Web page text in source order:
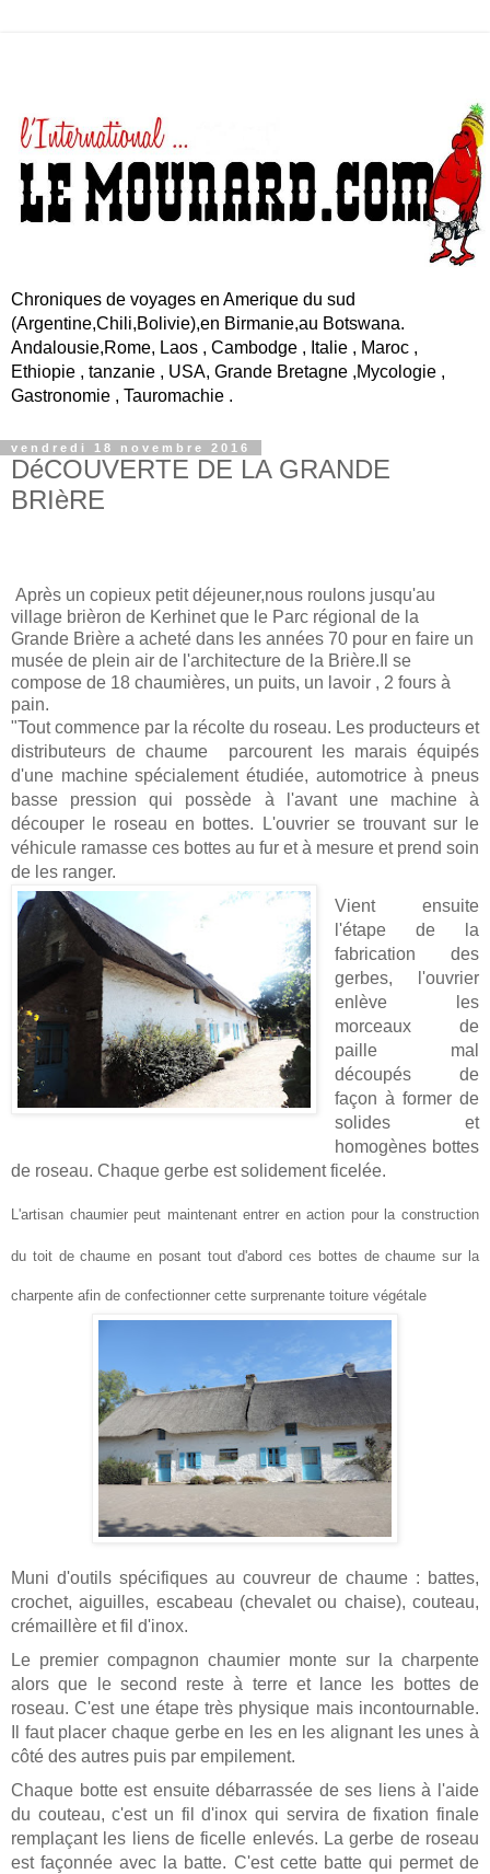
Chroniques de voyages en Amerique du sud
(Argentine,Chili,Bolivie),en Birmanie,au Botswana.
Andalousie,Rome, Laos , Cambodge , Italie , Maroc ,
Ethiopie , tanzanie , USA, Grande Bretagne ,Mycologie ,
Gastronomie , Tauromachie .
vendredi 18 novembre 2016
DéCOUVERTE DE LA GRANDE
BRIèRE
Après un copieux petit déjeuner,nous roulons jusqu'au
village brièron de Kerhinet que le Parc régional de la
Grande Brière a acheté dans les années 70 pour en faire un
musée de plein air de l'architecture de la Brière.Il se
compose de 18 chaumières, un puits, un lavoir , 2 fours à
pain.
"Tout commence par la récolte du roseau. Les producteurs et
distributeurs de chaume parcourent les marais équipés
d'une machine spécialement étudiée, automotrice à pneus
basse pression qui possède à l'avant une machine à
découper le roseau en bottes. L'ouvrier se trouvant sur le
véhicule ramasse ces bottes au fur et à mesure et prend soin
de les ranger.
Vient ensuite
l'étape de la
fabrication des
gerbes, l'ouvrier
enlève les
morceaux de
paille mal
découpés de
façon à former de
solides et
homogènes bottes
de roseau. Chaque gerbe est solidement ficelée.
L'artisan chaumier peut maintenant entrer en action pour la construction
du toit de chaume en posant tout d'abord ces bottes de chaume sur la
charpente afin de confectionner cette surprenante toiture végétale
Muni d'outils spécifiques au couvreur de chaume : battes,
crochet, aiguilles, escabeau (chevalet ou chaise), couteau,
crémaillère et fil d'inox.
Le premier compagnon chaumier monte sur la charpente
alors que le second reste à terre et lance les bottes de
roseau. C'est une étape très physique mais incontournable.
Il faut placer chaque gerbe en les en les alignant les unes à
côté des autres puis par empilement.
Chaque botte est ensuite débarrassée de ses liens à l'aide
du couteau, c'est un fil d'inox qui servira de fixation finale
remplaçant les liens de ficelle enlevés. La gerbe de roseau
est façonnée avec la batte. C'est cette batte qui permet de